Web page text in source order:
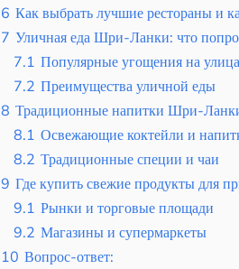
6 Как выбрать лучшие рестораны и
7 Уличная еда Шри-Ланки: что
7.1 Популярные угощения на
7.2 Преимущества уличной еды
8 Традиционные напитки Шри-
8.1 Освежающие коктейли и
8.2 Традиционные специи и чаи
9 Где купить свежие продукты для
9.1 Рынки и торговые площади
9.2 Магазины и супермаркеты
10 Вопрос-ответ: